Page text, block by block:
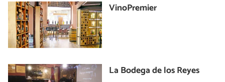
VinoPremier
La Bodega de los Reyes